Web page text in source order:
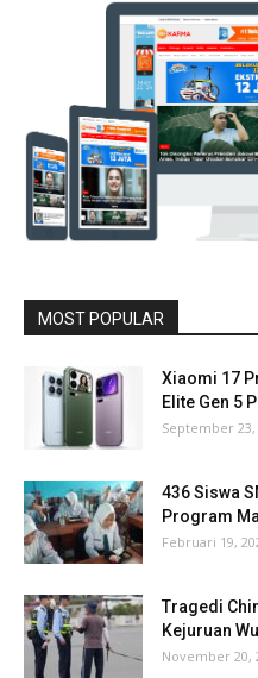
MOST POPULAR
Xiaomi 17
Elite Gen 5
September 23,
436 Siswa
Program
Februari 19,
Tragedi
Kejuruan
November 20,